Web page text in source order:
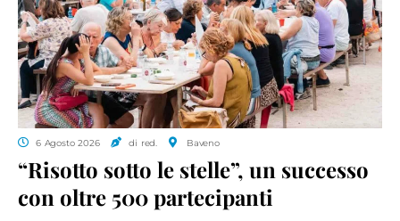
6 Agosto 2026 di red. Baveno
“Risotto sotto le stelle”, un successo
con oltre 500 partecipanti